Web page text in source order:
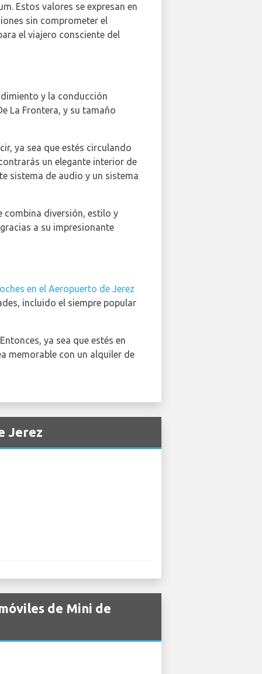
Estos valores se expresan en
sin comprometer el
el viajero consciente del
y la conducción
La Frontera, y su tamaño
ya sea que estés circulando
un elegante interior de
sistema de audio y un sistema
combina diversión, estilo y
a su impresionante
en el Aeropuerto de Jerez
incluido el siempre popular
ya sea que estés en
memorable con un alquiler de
Jerez
de Mini de